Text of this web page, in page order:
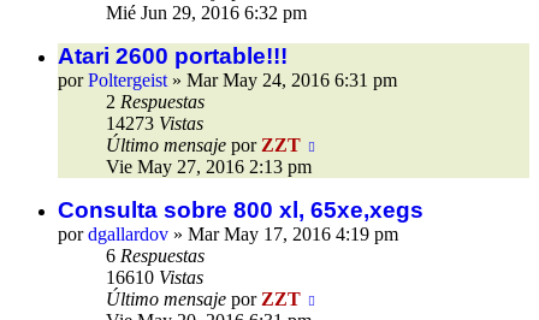
Mié Jun 29, 2016 6:32 pm
Atari 2600 portable!!!
porPoltergeist » Mar May 24, 2016 6:31 pm
2 Respuestas
14273 Vistas
Último mensaje por ZZT
Vie May 27, 2016 2:13 pm
Consulta sobre 800 xl, 65xe,xegs
pordgallardov » Mar May 17, 2016 4:19 pm
6 Respuestas
16610 Vistas
Último mensaje por ZZT